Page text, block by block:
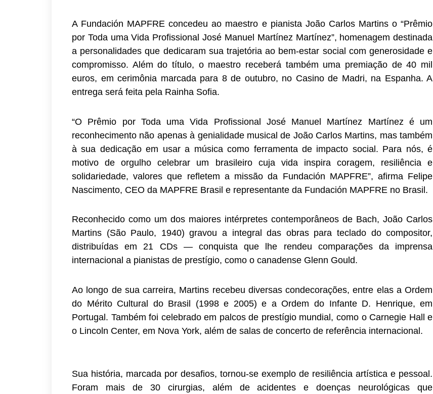
A Fundación MAPFRE concedeu ao maestro e pianista João Carlos Martins o “Prêmio
por Toda uma Vida Profissional José Manuel Martínez Martínez”, homenagem destinada
a personalidades que dedicaram sua trajetória ao bem-estar social com generosidade e
compromisso. Além do título, o maestro receberá também uma premiação de 40 mil
euros, em cerimônia marcada para 8 de outubro, no Casino de Madri, na Espanha. A
entrega será feita pela Rainha Sofia.
“O Prêmio por Toda uma Vida Profissional José Manuel Martínez Martínez é um
reconhecimento não apenas à genialidade musical de João Carlos Martins, mas também
à sua dedicação em usar a música como ferramenta de impacto social. Para nós, é
motivo de orgulho celebrar um brasileiro cuja vida inspira coragem, resiliência e
solidariedade, valores que refletem a missão da Fundación MAPFRE”, afirma Felipe
Nascimento, CEO da MAPFRE Brasil e representante da Fundación MAPFRE no Brasil.
Reconhecido como um dos maiores intérpretes contemporâneos de Bach, João Carlos
Martins (São Paulo, 1940) gravou a integral das obras para teclado do compositor,
distribuídas em 21 CDs — conquista que lhe rendeu comparações da imprensa
internacional a pianistas de prestígio, como o canadense Glenn Gould.
Ao longo de sua carreira, Martins recebeu diversas condecorações, entre elas a Ordem
do Mérito Cultural do Brasil (1998 e 2005) e a Ordem do Infante D. Henrique, em
Portugal. Também foi celebrado em palcos de prestígio mundial, como o Carnegie Hall e
o Lincoln Center, em Nova York, além de salas de concerto de referência internacional.
Sua história, marcada por desafios, tornou-se exemplo de resiliência artística e pessoal.
Foram mais de 30 cirurgias, além de acidentes e doenças neurológicas que